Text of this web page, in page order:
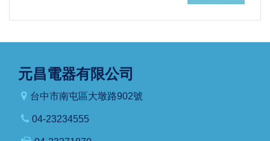
元昌電器有限公司
台中市南屯區大墩路902號
04-23234555